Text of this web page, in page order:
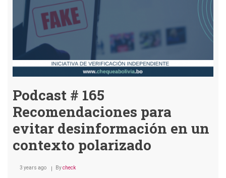
Podcast # 165
Recomendaciones para
evitar desinformación en un
contexto polarizado
3 years ago Bycheck